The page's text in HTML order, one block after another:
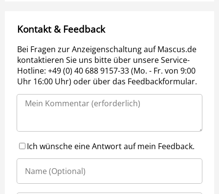
Kontakt & Feedback
Bei Fragen zur Anzeigenschaltung auf Mascus.de
kontaktieren Sie uns bitte über unsere Service-
Hotline: +49 (0) 40 688 9157-33 (Mo. - Fr. von 9:00
Uhr 16:00 Uhr) oder über das Feedbackformular.
Ich wünsche eine Antwort auf mein Feedback.